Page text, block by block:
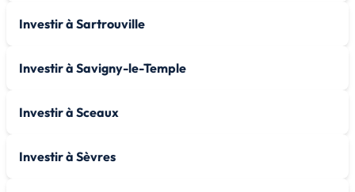
Investir à Sartrouville
Investir à Savigny-le-Temple
Investir à Sceaux
Investir à Sèvres